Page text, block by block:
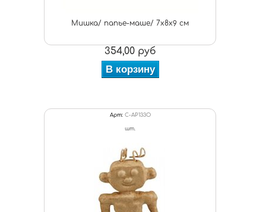
Мишка/ папье-маше/ 7х8х9 см
354,00 руб
В корзину
Арт: C-AP133O
шт.